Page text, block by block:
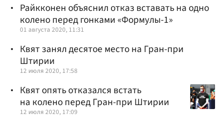
Райкконен объяснил отказ вставать на одно
колено перед гонками «Формулы-1»
01 августа 2020, 11:31
Квят занял десятое место на Гран-при
Штирии
12 июля 2020, 17:58
Квят опять отказался встать
на колено перед Гран-при Штирии
12 июля 2020, 17:09